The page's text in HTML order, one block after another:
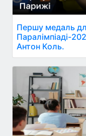
Першу медаль
Паралімпіаді-
Антон Коль.